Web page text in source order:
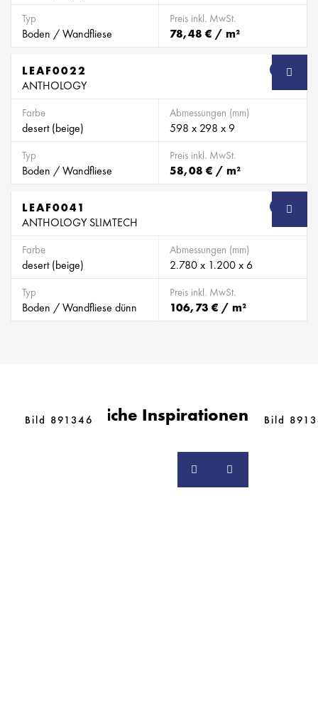
Typ
Boden / Wandfliese
Preis inkl. MwSt.
78,48 € / m²
SB
LEAF0022
ANTHOLOGY
Farbe
desert (beige)
Abmessungen (mm)
598 x 298 x 9
Typ
Boden / Wandfliese
Preis inkl. MwSt.
58,08 € / m²
SB
LEAF0041
ANTHOLOGY SLIMTECH
Farbe
desert (beige)
Abmessungen (mm)
2.780 x 1.200 x 6
Typ
Boden / Wandfliese dünn
Preis inkl. MwSt.
106,73 € / m²
Ähnliche Inspirationen
Bild 891346 Bild